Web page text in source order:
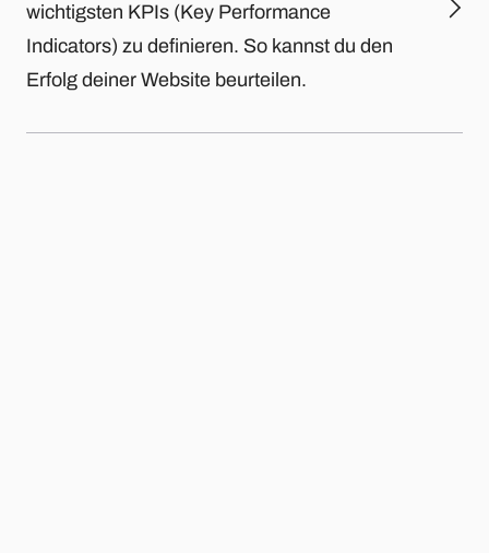
wichtigsten KPIs (Key Performance
Indicators) zu definieren. So kannst du den
Erfolg deiner Website beurteilen.